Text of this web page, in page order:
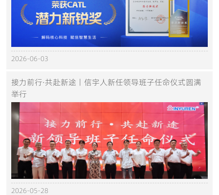
2026-06-03
接力前行·共赴新途丨信宇人新任领导班子任命仪式圆满
举行
2026-05-28